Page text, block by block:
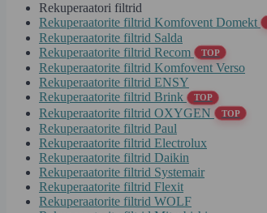
Rekuperaatori filtrid
Rekuperaatorite filtrid Komfovent Domekt
Rekuperaatorite filtrid Salda
Rekuperaatorite filtrid Recom
TOP
Rekuperaatorite filtrid Komfovent Verso
Rekuperaatorite filtrid ENSY
Rekuperaatorite filtrid Brink
TOP
Rekuperaatorite filtrid OXYGEN TOP
Rekuperaatorite filtrid Paul
Rekuperaatorite filtrid Electrolux
Rekuperaatorite filtrid Daikin
Rekuperaatorite filtrid Systemair
Rekuperaatorite filtrid Flexit
Rekuperaatorite filtrid WOLF